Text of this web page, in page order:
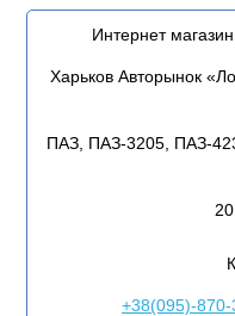
Интернет
Харьков Авторынок
ПАЗ, ПАЗ-3205, ПАЗ-
+38(095)-